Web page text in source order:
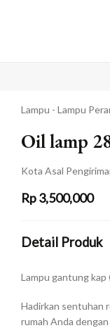
Lampu - Lampu
Oil lamp
Kota Asal
Rp3,500,000
Detail Produk
Lampu gantung
Hadirkan sentuhan
rumah Anda